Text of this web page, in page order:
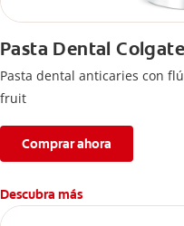
Pasta Dental
Pasta dental anticaries con
fruit
Comprar ahora
Descubra más